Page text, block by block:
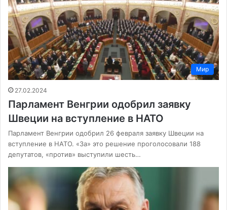
Мир
27.02.2024
Парламент Венгрии одобрил заявку
Швеции на вступление в НАТО
Парламент Венгрии одобрил 26 февраля заявку Швеции на
вступление в НАТО. «За» это решение проголосовали 188
депутатов, «против» выступили шесть…